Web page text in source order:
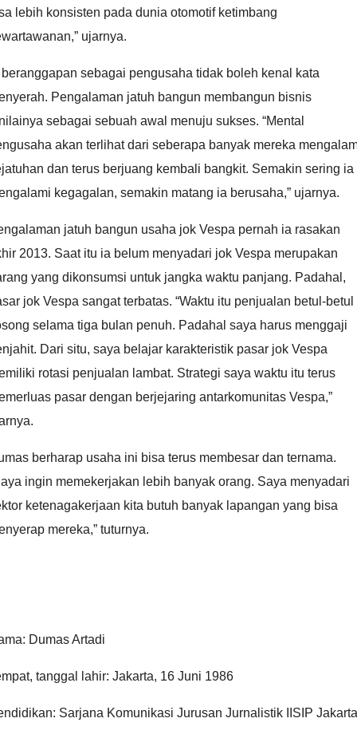
lebih konsisten pada dunia otomotif ketimbang
ujarnya.
sebagai pengusaha tidak boleh kenal kata
Pengalaman jatuh bangun membangun bisnis
sebagai sebuah awal menuju sukses. “Mental
akan terlihat dari seberapa banyak mereka
dan terus berjuang kembali bangkit. Semakin sering ia
kegagalan, semakin matang ia berusaha,” ujarnya.
jatuh bangun usaha jok Vespa pernah ia rasakan
2013. Saat itu ia belum menyadari jok Vespa merupakan
yang dikonsumsi untuk jangka waktu panjang. Padahal,
jok Vespa sangat terbatas. “Waktu itu penjualan betul-betul
selama tiga bulan penuh. Padahal saya harus menggaji
Dari situ, saya belajar karakteristik pasar jok Vespa
rotasi penjualan lambat. Strategi saya waktu itu terus
pasar dengan berjejaring antarkomunitas Vespa,”
berharap usaha ini bisa terus membesar dan ternama.
ingin memekerjakan lebih banyak orang. Saya menyadari
ketenagakerjaan kita butuh banyak lapangan yang bisa
mereka,” tuturnya.
Dumas Artadi
tanggal lahir: Jakarta, 16 Juni 1986
Sarjana Komunikasi Jurusan Jurnalistik IISIP Jakarta